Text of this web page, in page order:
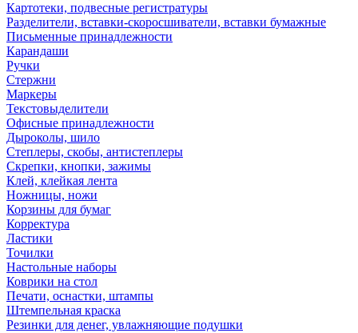
Картотеки, подвесные регистратуры
Разделители, вставки-скоросшиватели, вставки бумажные
Письменные принадлежности
Карандаши
Ручки
Стержни
Маркеры
Текстовыделители
Офисные принадлежности
Дыроколы, шило
Степлеры, скобы, антистеплеры
Скрепки, кнопки, зажимы
Клей, клейкая лента
Ножницы, ножи
Корзины для бумаг
Корректура
Ластики
Точилки
Настольные наборы
Коврики на стол
Печати, оснастки, штампы
Штемпельная краска
Резинки для денег, увлажняющие подушки